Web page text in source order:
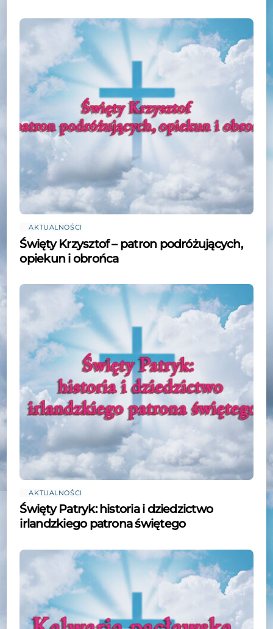
AKTUALNOŚCI
Święty Krzysztof – patron podróżujących,
opiekun i obrońca
AKTUALNOŚCI
Święty Patryk: historia i dziedzictwo
irlandzkiego patrona świętego